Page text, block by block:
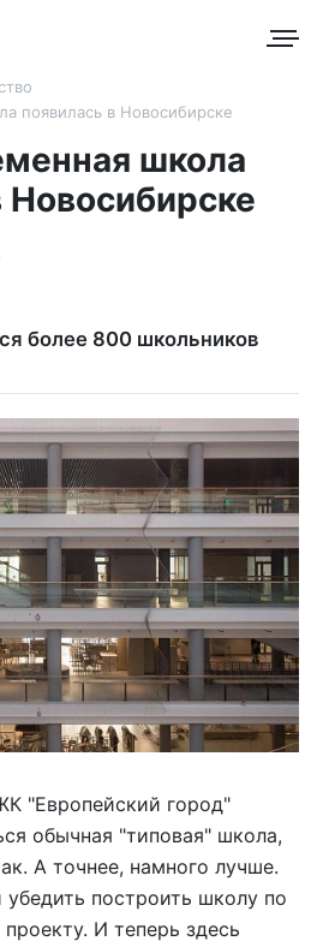
появилась в Новосибирске
школа
Новосибирске
более 800 школьников
"Европейский город"
обычная "типовая" школа,
А точнее, намного лучше.
построить школу по
И теперь здесь